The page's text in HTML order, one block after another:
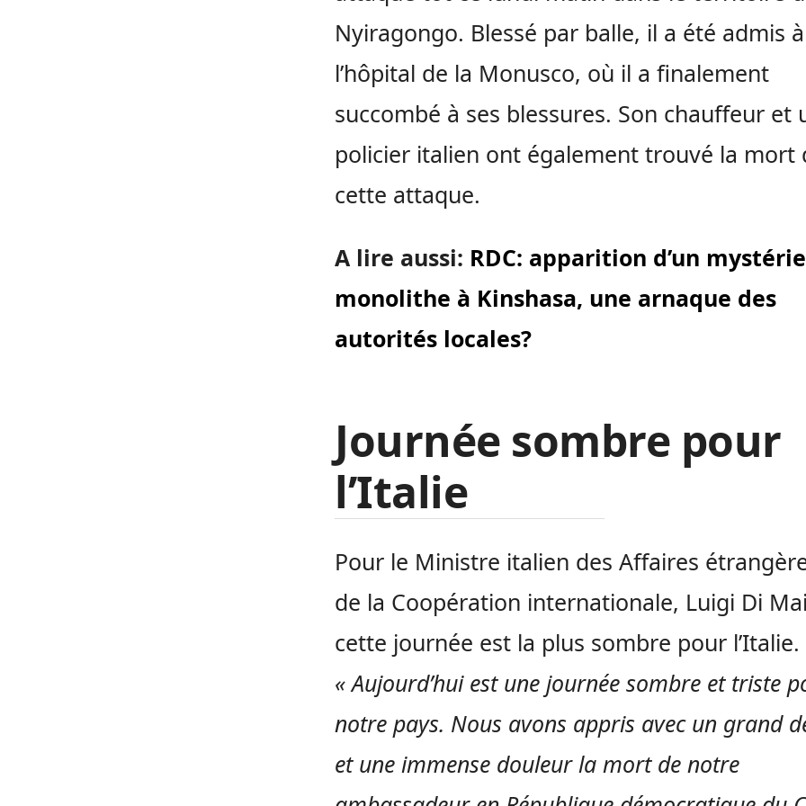
Nyiragongo. Blessé par balle, il a été admis à
l’hôpital de la Monusco, où il a finalement
succombé à ses blessures. Son chauffeur et
policier italien ont également trouvé la mort
cette attaque.
A lire aussi: RDC: apparition d’un
monolithe à Kinshasa, une arnaque des
autorités locales?
Journée sombre pour
l’Italie
Pour le Ministre italien des Affaires
de la Coopération internationale, Luigi Di
cette journée est la plus sombre pour l’Italie.
« Aujourd’hui est une journée sombre et triste
notre pays. Nous avons appris avec un grand
et une immense douleur la mort de notre